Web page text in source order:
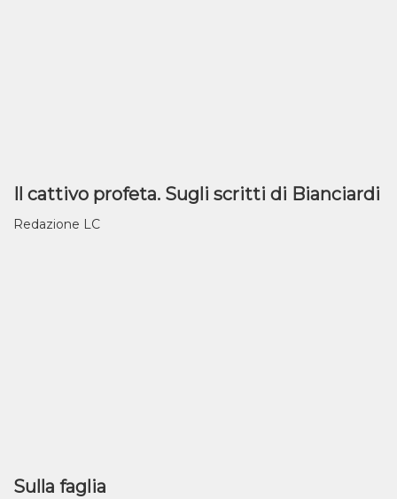
Il cattivo profeta. Sugli scritti di Bianciardi
Redazione LC
Sulla faglia